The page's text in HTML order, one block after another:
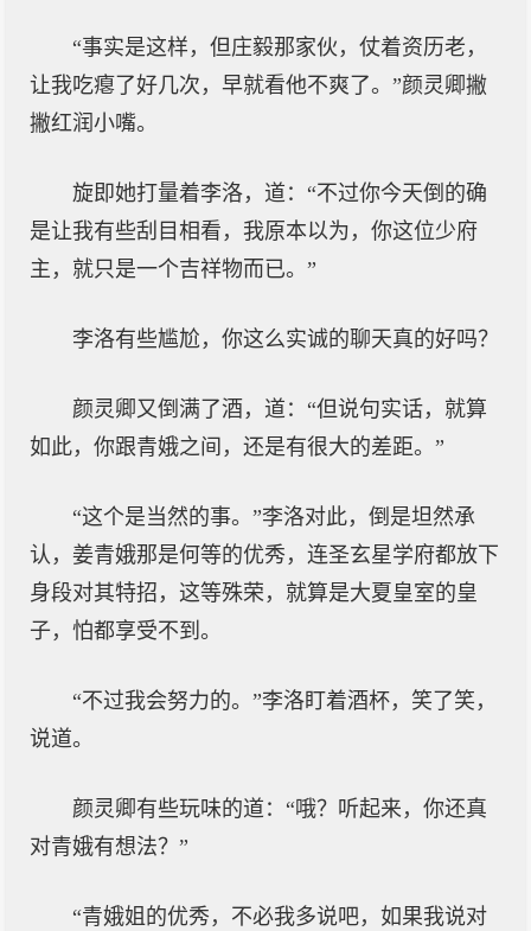
“事实是这样，但庄毅那家伙，仗着资历老，
让我吃瘪了好几次，早就看他不爽了。”颜灵卿撇
撇红润小嘴。
旋即她打量着李洛，道：“不过你今天倒的确
是让我有些刮目相看，我原本以为，你这位少府
主，就只是一个吉祥物而已。”
李洛有些尴尬，你这么实诚的聊天真的好吗？
颜灵卿又倒满了酒，道：“但说句实话，就算
如此，你跟青娥之间，还是有很大的差距。”
“这个是当然的事。”李洛对此，倒是坦然承
认，姜青娥那是何等的优秀，连圣玄星学府都放下
身段对其特招，这等殊荣，就算是大夏皇室的皇
子，怕都享受不到。
“不过我会努力的。”李洛盯着酒杯，笑了笑，
说道。
颜灵卿有些玩味的道：“哦？听起来，你还真
对青娥有想法？”
“青娥姐的优秀，不必我多说吧，如果我说对